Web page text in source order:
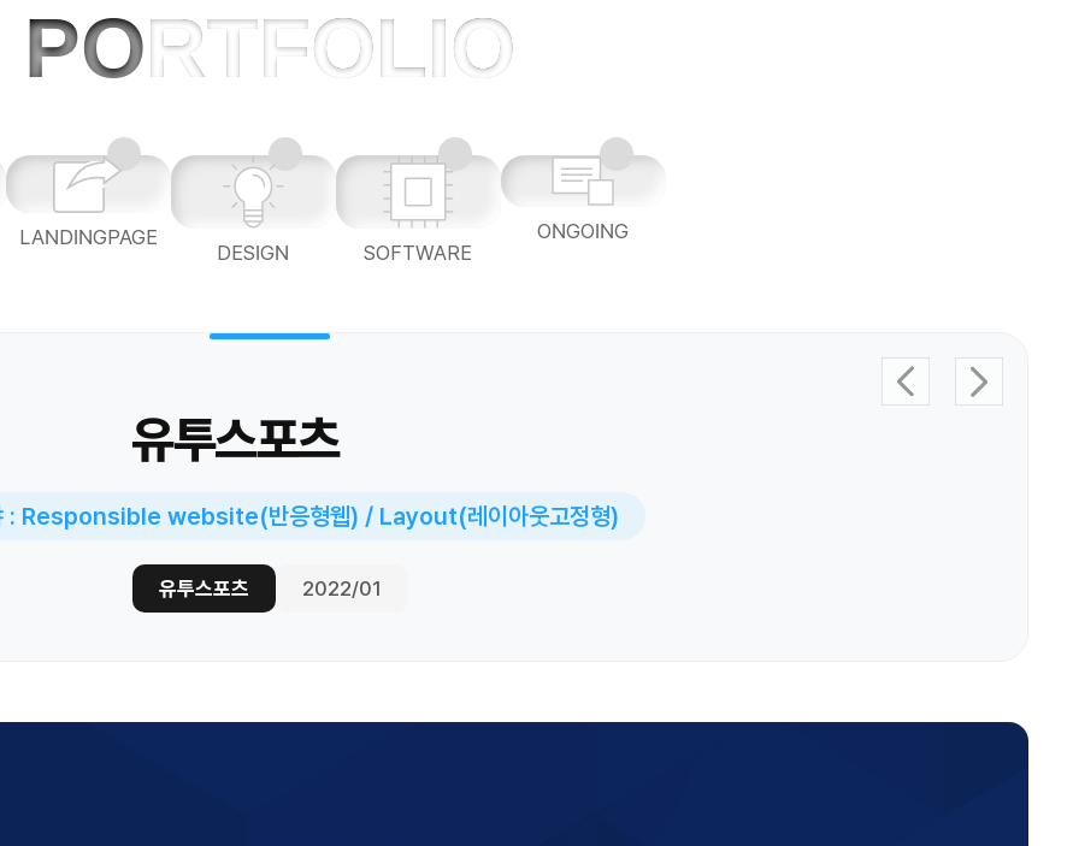
PORTFOLIO
LANDINGPAGE
DESIGN SOFTWARE
ONGOING
유투스포츠
: Responsible website(반응형웹) / Layout(레이아웃고정형)
유투스포츠 2022/01